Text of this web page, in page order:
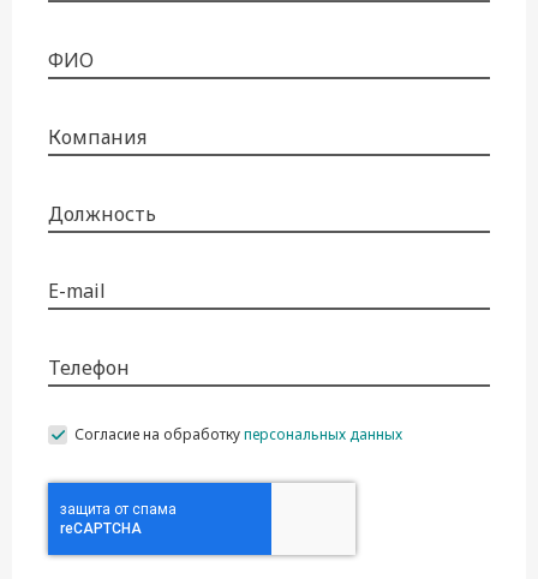
ФИО
Компания
Должность
E-mail
Телефон
Согласие на обработкуперсональных данных